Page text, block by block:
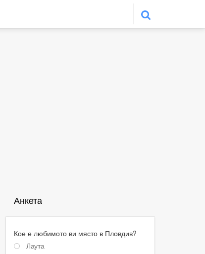
Анкета
Кое е любимото ви място в Пловдив?
Лаута